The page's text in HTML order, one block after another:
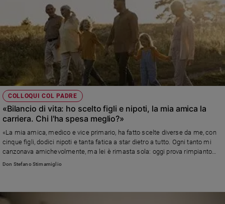
COLLOQUI COL PADRE
«Bilancio di vita: ho scelto figli e nipoti, la mia amica la
carriera. Chi l'ha spesa meglio?»
«La mia amica, medico e vice primario, ha fatto scelte diverse da me, con
cinque figli, dodici nipoti e tanta fatica a star dietro a tutto. Ogni tanto mi
canzonava amichevolmente, ma lei è rimasta sola: oggi prova rimpianto
per quello a cui ha rinunciato per la carriera. Noi le siamo vicini e le
Don Stefano Stimamiglio